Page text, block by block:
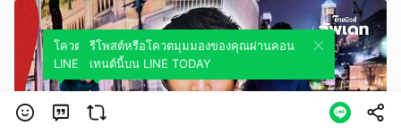
โควตมุมมองของคุณผ่านคอนเทนต์นี้บน
LINE TODAY
รีโพสต์หรือโควตมุมมองของคุณผ่านคอน
เทนต์นี้บน LINE TODAY